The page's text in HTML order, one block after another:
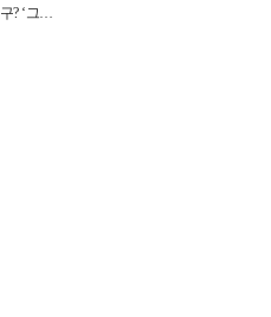
재혼 강성연 ♥2살 연하 의사남편 누구? ‘그알’ 자문의에 훈남 비주얼 초엘리트 스펙 [종합]